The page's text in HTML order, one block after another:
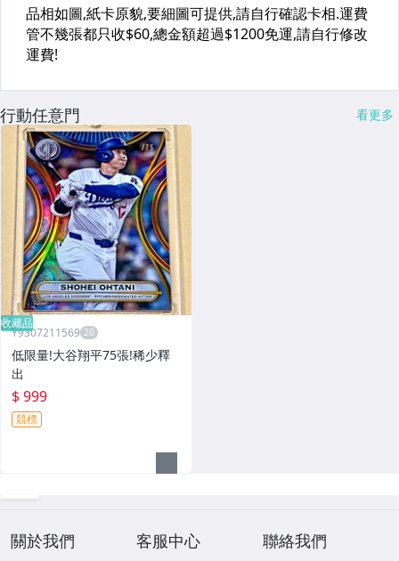
行動任意門 看更多
收藏品
Y9307211569
低限量!大谷翔平75張!稀少釋
出
$ 999
競標
關於我們 客服中心 聯絡我們